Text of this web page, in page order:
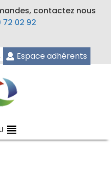
contactez nous
72 02 92
Espace adhérents